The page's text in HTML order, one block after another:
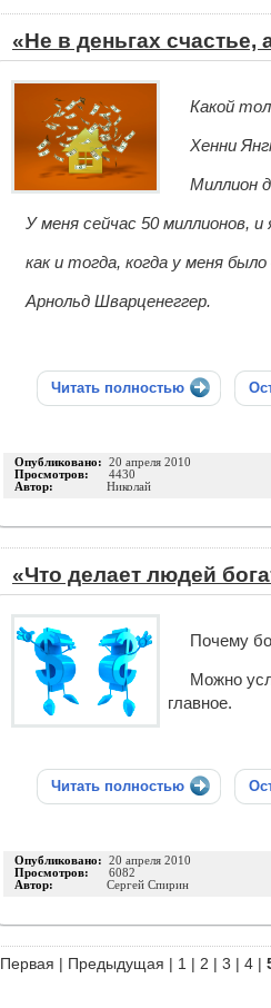
«Не в деньгах счастье,
Какой
Хенни
Миллион
У меня сейчас 50 миллионов,
как и тогда, когда у меня было
Арнольд Шварценеггер.
Читать полностью
Опубликовано: 20 апреля 2010
Просмотров: 4430
Автор: Николай
«Что делает людей
Почему
Можно
главное.
Читать полностью
Опубликовано: 20 апреля 2010
Просмотров: 6082
Автор: Сергей Спирин
Первая | Предыдущая | 1 | 2 | 3 | 4 |